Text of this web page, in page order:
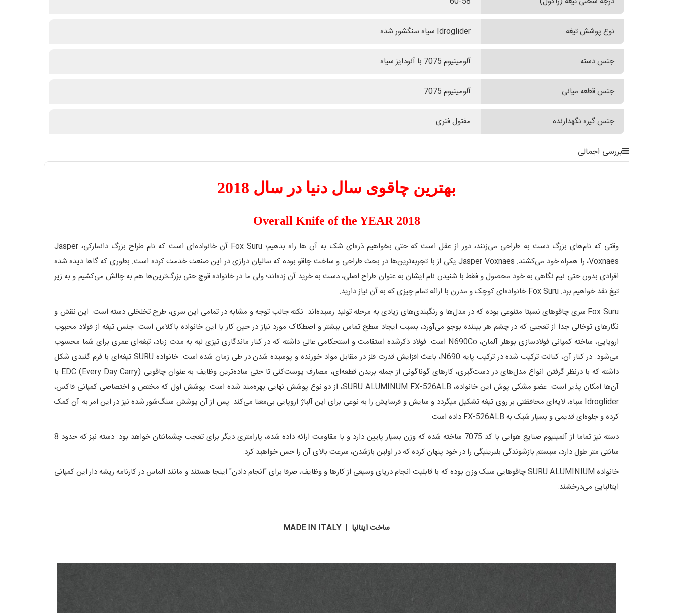
نوع پوشش تیغه Idroglider سیاه سنگشور شده
جنس دسته آلومینیوم 7075 با آنودایز سیاه
جنس قطعه میانی آلومینیوم 7075
جنس گیره نگهدارنده مفتول فنری
بررسی اجمالی
بهترین چاقوی سال دنیا در سال 2018
Overall Knife of the YEAR 2018
وقتی که نام‌های بزرگ دست به طراحی می‌زنند، دور از عقل است که حتی بخواهیم ذره‌ای شک به آن ها راه بدهیم؛ Fox Suru آن خانواده‌ای است که نام طراح بزرگ دانمارکی، Jasper
Voxnaes، را همراه خود می‌کشند. Jasper Voxnaes یکی از با تجربه‌ترین‌ها در بحث طراحی و ساخت چاقو بوده که سالیان درازی در این صنعت خدمت کرده است. بطوری که گاها دیده شده
افرادی بدون حتی نیم نگاهی به خود محصول و فقط با شنیدن نام ایشان به عنوان طراح اصلی، دست به خرید آن زده‌اند؛ ولی ما در خانواده قوچ حتی بزرگ‌ترین‌ها هم به چالش می‌کشیم و به زیر
تیغ نقد خواهیم برد. Fox Suru خانواده‌ای کوچک و مدرن با ارائه تمام چیزی که به آن نیاز دارید.
Fox Suru سری چاقوهای نسبتا متنوعی بوده که در مدل‌ها و رنگبندی‌های زیادی به مرحله تولید رسیده‌اند. نکته جالب توجه و مشابه در تمامی این سری، طرح تخلخلی دسته است. این نقش و
نگارهای توخالی جدا از تعجبی که در چشم هر بیننده بوجو می‌آورد، بسبب ایجاد سطح تماس بیشتر و اصطکاک مورد نیاز در حین کار با این خانواده باکلاس است. جنس تیغه از فولاد محبوب
اروپایی، ساخته کمپانی فولادسازی بوهلر آلمان، N690Co است. فولاد ذکرشده استقامت و استحکامی عالی داشته که در کنار ماندگاری تیزی لبه به مدت زیاد، تیغه‌ای عمری برای شما محسوب
می‌شود. در کنار آن، کبالت ترکیب شده در ترکیب پایه N690، باعث افزایش قدرت فلز در مقابل مواد خورنده و پوسیده شدن در طی زمان شده است. خانواده SURU تیغه‌ای با فرم گنبدی شکل
داشته که با درنظر گرفتن انواع مدل‌های در دست‌گیری، کارهای گوناگونی از جمله بریدن قطعه‌ای، مصارف پوست‌کنی تا حتی ساده‌ترین وظایف به عنوان چاقویی EDC (Every Day Carry) با
آن‌ها امکان پذیر است. عضو مشکی پوش این خانواده، SURU ALUMINUM FX-526ALB، از دو نوع پوشش نهایی بهره‌مند شده است. پوشش اول که مختص و اختصاصی کمپانی فاکس،
Idroglider سیاه، لایه‌ای محافظتی بر روی تیغه تشکیل میگردد و سایش و فرسایش را به نوعی برای این آلیاژ اروپایی بی‌معنا می‌کند. پس از آن پوشش سنگ‌شور شده نیز در این امر به آن کمک
کرده و جلوه‌ای قدیمی و بسیار شیک به FX-526ALB داده است.
دسته نیز تماما از آلمینیوم صنایع هوایی با کد 7075 ساخته شده که وزن بسیار پایین دارد و با مقاومت ارائه داده شده، پارامتری دیگر برای تعجب چشمانتان خواهد بود. دسته نیز که حدود 8
سانتی متر طول دارد، سیستم بازشوندگی بلبرینیگی را در خود پنهان کرده که در اولین بازشدن، سرعت بالای آن را حس خواهید کرد.
خانواده SURU ALUMINIUM چاقوهایی سبک وزن بوده که با قابلیت انجام دریای وسیعی از کارها و وظایف، صرفا برای "انجام دادن" اینجا هستند و مانند الماس در کارنامه ریشه دار این کمپانی
ایتالیایی می‌درخشند.
ساخت ایتالیا | MADE IN ITALY